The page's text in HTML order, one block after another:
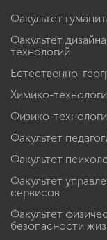
Факультет
Факультет
технологий
Естественно-
Химико-
Физико-
Факультет
Факультет
Факультет
сервисов
Факультет
безопасности